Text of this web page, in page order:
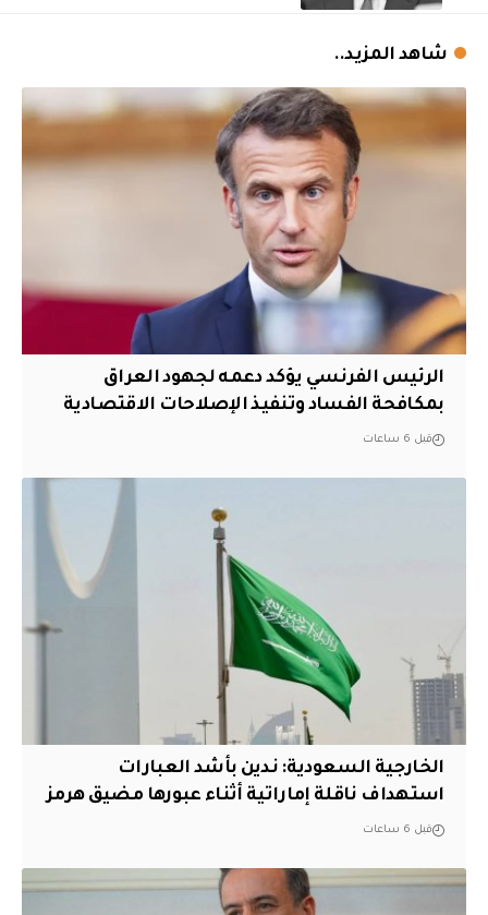
شاهد المزيد..
الرئيس الفرنسي يؤكد دعمه لجهود العراق
بمكافحة الفساد وتنفيذ الإصلاحات الاقتصادية
قبل 6 ساعات
‏الخارجية السعودية: ندين بأشد العبارات
استهداف ناقلة إماراتية أثناء عبورها مضيق هرمز
قبل 6 ساعات